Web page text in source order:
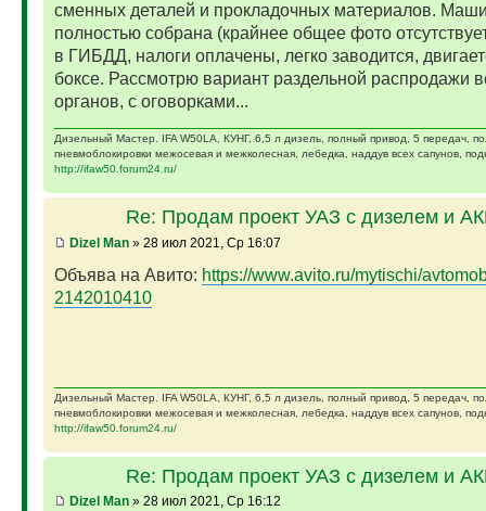
сменных деталей и прокладочных материалов.
полностью собрана (крайнее общее фото
в ГИБДД, налоги оплачены, легко заводится,
боксе. Рассмотрю вариант раздельной распродажи
органов, с оговорками...
Дизельный Мастер. IFA W50LA, КУНГ, 6,5 л дизель, полный привод, 5 передач,
пневмоблокировки межосевая и межколесная, лебедка, наддув всех сапунов,
http://ifaw50.forum24.ru/
Re: Продам проект УАЗ с дизелем и
Dizel Man» 28 июл 2021, Ср 16:07
Объява на Авито: https://www.avito.ru/mytischi/
2142010410
Дизельный Мастер. IFA W50LA, КУНГ, 6,5 л дизель, полный привод, 5 передач,
пневмоблокировки межосевая и межколесная, лебедка, наддув всех сапунов,
http://ifaw50.forum24.ru/
Re: Продам проект УАЗ с дизелем и
Dizel Man» 28 июл 2021, Ср 16:12